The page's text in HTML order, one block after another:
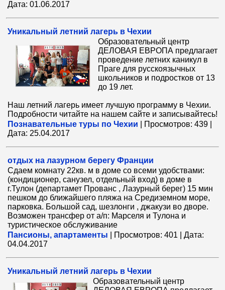
Дата: 01.06.2017
Уникальный летний лагерь в Чехии
Образовательный центр
ДЕЛОВАЯ ЕВРОПА предлагает
проведение летних каникул в
Праге для русскоязычных
школьников и подростков от 13
до 19 лет.
Наш летний лагерь имеет лучшую программу в Чехии.
Подробности читайте на нашем сайте и записывайтесь!
Познавательные туры по Чехии
Просмотров: 439
Дата: 25.04.2017
отдых на лазурном берегу Франции
Сдаем комнату 22кв. м в доме со всеми удобствами:
(кондиционер, санузел, отдельный вход) в доме в
г.Тулон (департамет Прованс , Лазурный берег) 15 мин
пешком до ближайшего пляжа на Средиземном море,
парковка. Большой сад, шезлонги , джакузи во дворе.
Возможен трансфер от а/п: Марселя и Тулона и
туристическое обслуживание
Пансионы, апартаменты
Просмотров: 401
Дата:
04.04.2017
Уникальный летний лагерь в Чехии
Образовательный центр